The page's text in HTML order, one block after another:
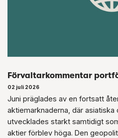
Förvaltarkommentar
02 juli 2026
Juni präglades av en fortsatt
aktiemarknaderna, där
utvecklades starkt samtidigt
aktier förblev höga. Den